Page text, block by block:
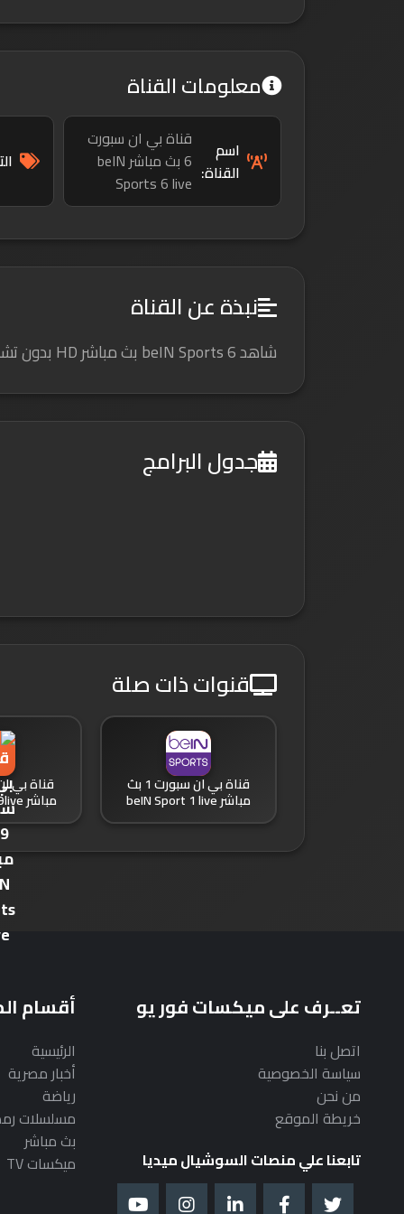
معلومات القناة
اسم
القناة:
قناة بي ان سبورت
6 بث مباشر beIN
Sports 6 live
نبذة عن القناة
شاهد beIN Sports 6 بث مباشر HD بدون تشويش وبدون إعلانات، استمتع بأهم المباريات والبطولات العالمية بجودة عالية وتغطية حصرية لحظة بلحظة
جدول البرامج
قنوات ذات صلة
قناة بي ان سبورت 1 بث
مباشر beIN Sport 1 live مباشر beIN Sports 9live
تعــرف على ميكسات فور يو
اتصل بنا
سياسة الخصوصية
من نحن
خريطة الموقع
تابعنا علي منصات السوشيال ميديا
أقسام
الرئيسية
أخبار مصرية
رياضة
مسلسلات
بث مباشر
ميكسات TV